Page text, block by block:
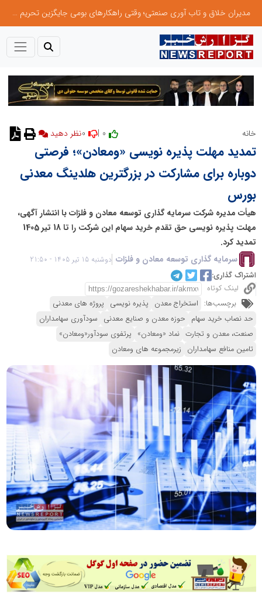
مدیران خلاق و تاب آوری صنعتی؛ وقتی راهکارهای بومی جایگزین تحریم میشود
خانه نظر دهید
تمدید مهلت پذیره نویسی «ومعادن»؛ فرصتی
دوباره برای مشارکت در بزرگترین هلدینگ معدنی
بورس
هیأت مدیره شرکت سرمایه گذاری توسعه معادن و فلزات با انتشار آگهی،
مهلت پذیره نویسی حق تقدم خرید سهام این شرکت را تا 18 تیر 1405
تمدید کرد.
سرمایه گذاری توسعه معادن و فلزات دوشنبه 15 تیر 1405 - 21:50
اشتراک گذاری:
لینک کوتاه
برچسب‌ها: استخراج معدن پذیره نویسی پروژه های معدنی
حد نصاب خرید سهام حوزه معدن و صنایع معدنی سودآوری سهامداران
صنعت، معدن و تجارت نماد «ومعادن» پرتفوی سودآور«ومعادن»
تامین منافع سهامداران زیرمجموعه های ومعادن